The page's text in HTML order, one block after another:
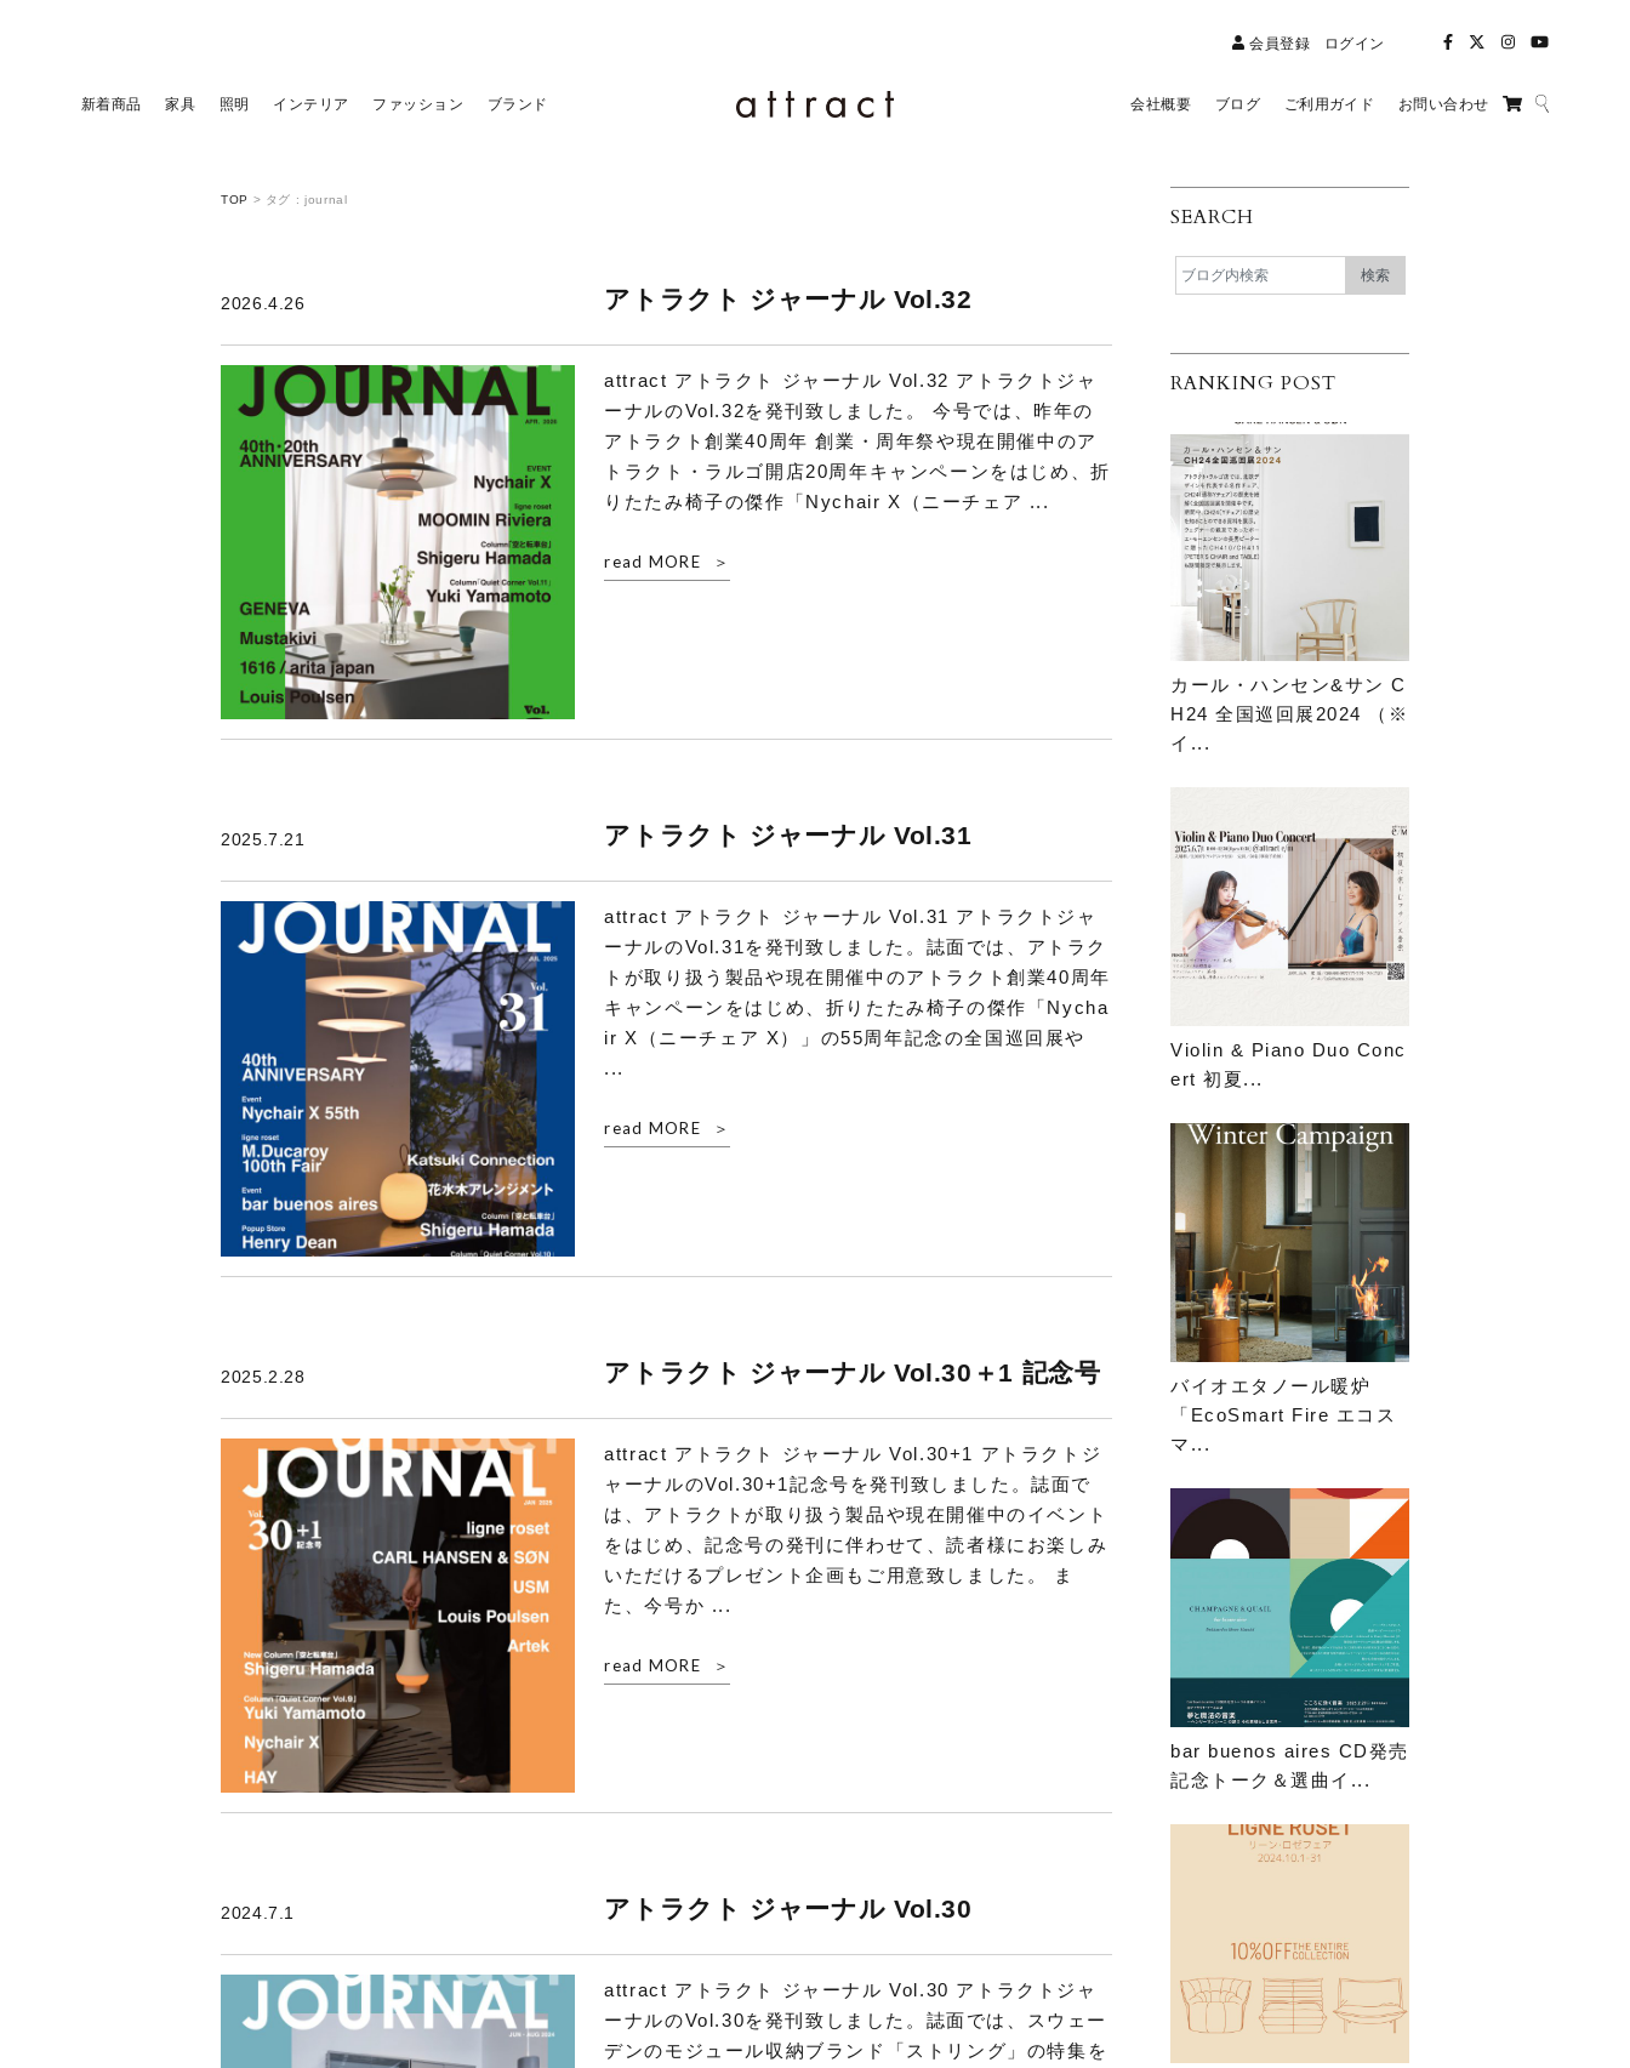
会員登録 ログイン
新着商品 家具 照明 インテリア ファッション ブランド 会社概要 ブログ ご利用ガイド お問い合わせ
TOP > タグ : journal
2026.4.26 アトラクト ジャーナル Vol.32
attract アトラクト ジャーナル Vol.32 アトラクトジャ
ーナルのVol.32を発刊致しました。 今号では、昨年の
アトラクト創業40周年 創業・周年祭や現在開催中のア
トラクト・ラルゴ開店20周年キャンペーンをはじめ、折
りたたみ椅子の傑作「Nychair X（ニーチェア ...
read MORE
2025.7.21 アトラクト ジャーナル Vol.31
attract アトラクト ジャーナル Vol.31 アトラクトジャ
ーナルのVol.31を発刊致しました。誌面では、アトラク
トが取り扱う製品や現在開催中のアトラクト創業40周年
キャンペーンをはじめ、折りたたみ椅子の傑作「Nycha
ir X（ニーチェア X）」の55周年記念の全国巡回展や
...
read MORE
2025.2.28 アトラクト ジャーナル Vol.30＋1 記念号
attract アトラクト ジャーナル Vol.30+1 アトラクトジ
ャーナルのVol.30+1記念号を発刊致しました。誌面で
は、アトラクトが取り扱う製品や現在開催中のイベント
をはじめ、記念号の発刊に伴わせて、読者様にお楽しみ
いただけるプレゼント企画もご用意致しました。 ま
た、今号か ...
read MORE
2024.7.1 アトラクト ジャーナル Vol.30
attract アトラクト ジャーナル Vol.30 アトラクトジャ
ーナルのVol.30を発刊致しました。誌面では、スウェー
デンのモジュール収納ブランド「ストリング」の特集を
SEARCH
RANKING POST
カール・ハンセン&サン C
H24 全国巡回展2024 （※
イ...
Violin & Piano Duo Conc
ert 初夏...
バイオエタノール暖炉
「EcoSmart Fire エコス
マ...
bar buenos aires CD発売
記念トーク＆選曲イ...